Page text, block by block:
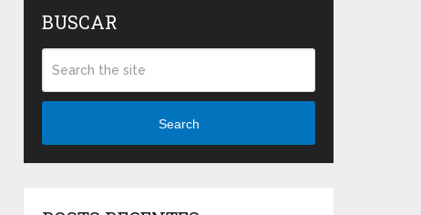
BUSCAR
Search